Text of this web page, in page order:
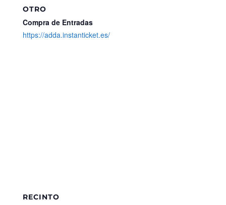
OTRO
Compra de Entradas
https://adda.instanticket.es/
RECINTO